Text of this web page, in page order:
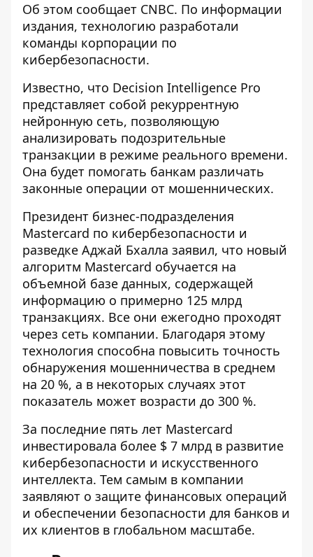
Об этом сообщает CNBC. По информации
издания, технологию разработали
команды корпорации по
кибербезопасности.
Известно, что Decision Intelligence Pro
представляет собой рекуррентную
нейронную сеть, позволяющую
анализировать подозрительные
транзакции в режиме реального времени.
Она будет помогать банкам различать
законные операции от мошеннических.
Президент бизнес-подразделения
Mastercard по кибербезопасности и
разведке Аджай Бхалла заявил, что новый
алгоритм Mastercard обучается на
объемной базе данных, содержащей
информацию о примерно 125 млрд
транзакциях. Все они ежегодно проходят
через сеть компании. Благодаря этому
технология способна повысить точность
обнаружения мошенничества в среднем
на 20 %, а в некоторых случаях этот
показатель может возрасти до 300 %.
За последние пять лет Mastercard
инвестировала более $ 7 млрд в развитие
кибербезопасности и искусственного
интеллекта. Тем самым в компании
заявляют о защите финансовых операций
и обеспечении безопасности для банков и
их клиентов в глобальном масштабе.